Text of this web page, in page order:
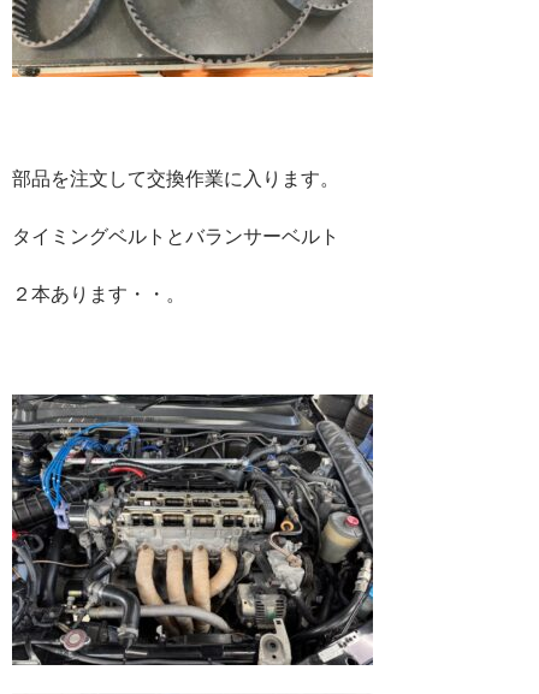
部品を注文して交換作業に入ります。
タイミングベルトとバランサーベルト
２本あります・・。